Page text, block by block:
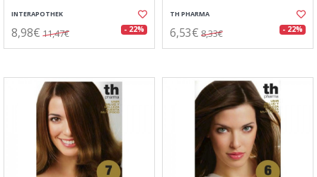
INTERAPOTHEK
8,98€ 11,47€ - 22%
TH PHARMA
6,53€ 8,33€ - 22%